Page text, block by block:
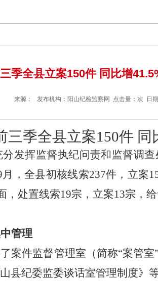
季全县立案150件 同比增
来源： 发布机构： 阳山纪检监察网 点击量：次 日期
三季全县立案150件 同
发挥监督执纪问责和监督调
，全县初核线索237件，立案
处置线索19宗，立案13宗，给
管理
案件监督管理室（简称“案管
县纪委监委谈话室管理制度》